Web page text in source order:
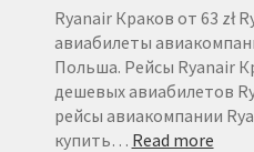
Ryanair Краков от 63 zł
авиабилеты
Польша. Рейсы Ryanair
дешевых авиабилетов
рейсы авиакомпании
купить… Read more: